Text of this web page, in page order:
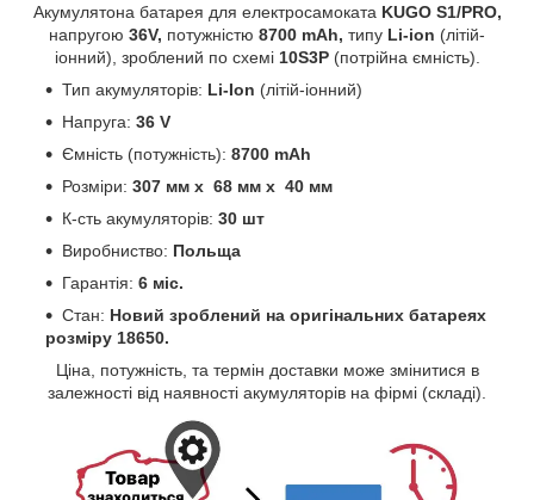
Акумулятона батарея для електросамоката KUGO S1/PRO,
напругою 36V, потужністю 8700 mAh, типу Li-ion (літій-
іонний), зроблений по схемі 10S3P (потрійна ємність).
Тип акумуляторів: Li-Ion (літій-іонний)
Напруга: 36 V
Ємність (потужність): 8700 mAh
Розміри: 307 мм x 68 мм x 40 мм
К-сть акумуляторів: 30 шт
Виробниство: Польща
Гарантія: 6 міс.
Стан: Новий зроблений на оригінальних батареях
розміру 18650.
Ціна, потужність, та термін доставки може змінитися в
залежності від наявності акумуляторів на фірмі (складі).